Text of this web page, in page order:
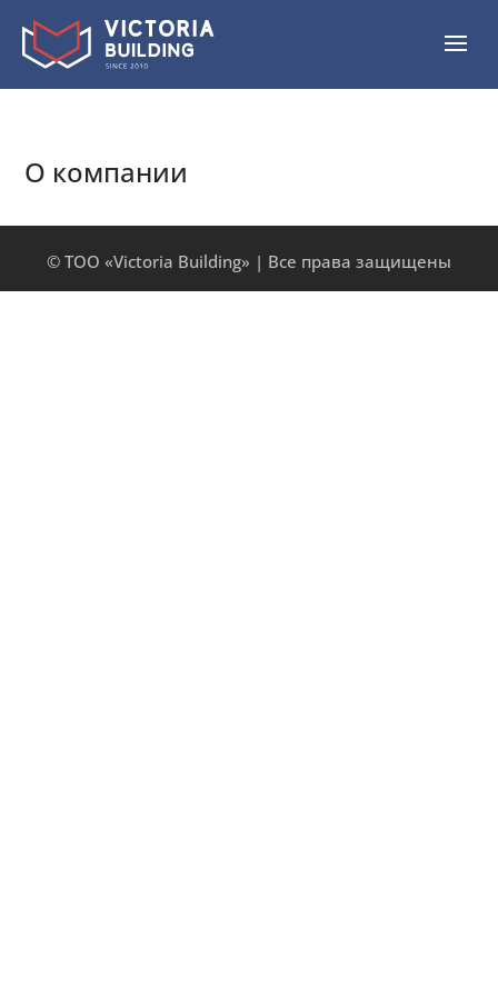
О компании
© ТОО «Victoria Building» | Все права защищены